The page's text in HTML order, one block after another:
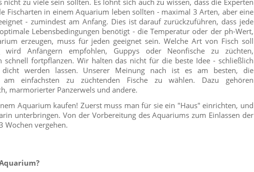
Fischarten in einem Aquarium leben sollten - maximal 3 Arten, aber eine
- zumindest am Anfang. Dies ist darauf zurückzuführen, dass jede
Lebensbedingungen benötigt - die Temperatur oder der ph-Wert,
erzeugen, muss für jeden geeignet sein. Welche Art von Fisch soll
wird Anfängern empfohlen, Guppys oder Neonfische zu züchten,
schnell fortpflanzen. Wir halten das nicht für die beste Idee - schließlich
werden lassen. Unserer Meinung nach ist es am besten, die
am einfachsten zu züchtenden Fische zu wählen. Dazu gehören
marmorierter Panzerwels und andere.
Aquarium kaufen! Zuerst muss man für sie ein "Haus" einrichten, und
unterbringen. Von der Vorbereitung des Aquariums zum Einlassen der
Wochen vergehen.